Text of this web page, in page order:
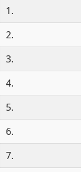
1.
2.
3.
4.
5.
6.
7.